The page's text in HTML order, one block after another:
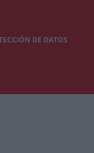
DE DATOS